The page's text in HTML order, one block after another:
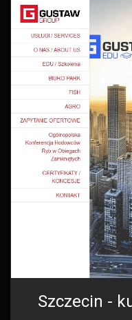
Szczecin -